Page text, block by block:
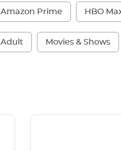
Amazon Prime HBO
Adult Movies & Shows